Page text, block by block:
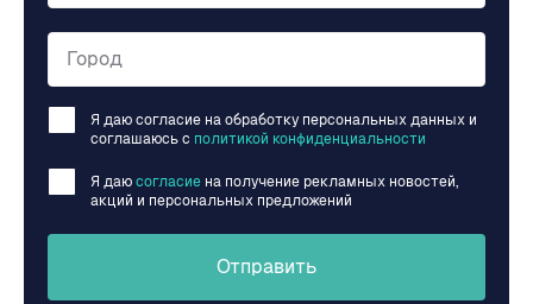
Город
Я даю согласие на обработку персональных данных и
соглашаюсь c политикой конфиденциальности
Я даю согласие на получение рекламных новостей,
акций и персональных предложений
Отправить